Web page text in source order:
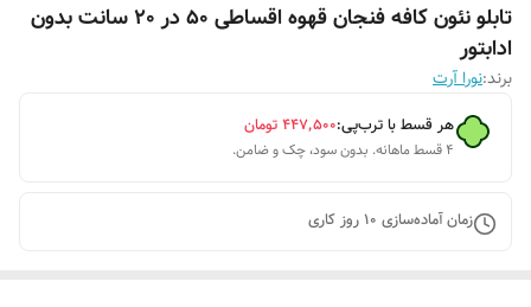
تابلو نئون کافه فنجان قهوه اقساطی 50 در 20 سانت بدون
ادابتور
برند:نورا آرت
هر قسط با ترب‌پی:۴۴۷٬۵۰۰تومان
۴ قسط ماهانه. بدون سود، چک و ضامن.
زمان آماده‌سازی 10روز کاری